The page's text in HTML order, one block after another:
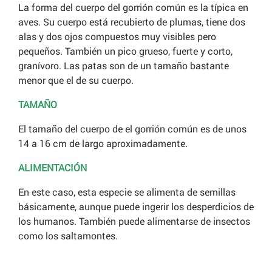
La forma del cuerpo del gorrión común es la típica en
aves. Su cuerpo está recubierto de plumas, tiene dos
alas y dos ojos compuestos muy visibles pero
pequeños. También un pico grueso, fuerte y corto,
granívoro. Las patas son de un tamaño bastante
menor que el de su cuerpo.
TAMAÑO
El tamaño del cuerpo de el gorrión común es de unos
14 a 16 cm de largo aproximadamente.
ALIMENTACIÓN
En este caso, esta especie se alimenta de semillas
básicamente, aunque puede ingerir los desperdicios de
los humanos. También puede alimentarse de insectos
como los saltamontes.